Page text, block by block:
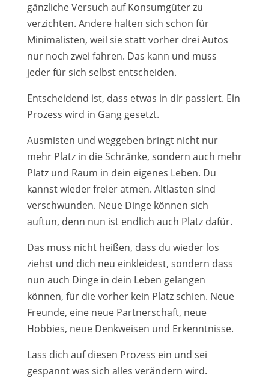
gänzliche Versuch auf Konsumgüter zu
verzichten. Andere halten sich schon für
Minimalisten, weil sie statt vorher drei Autos
nur noch zwei fahren. Das kann und muss
jeder für sich selbst entscheiden.
Entscheidend ist, dass etwas in dir passiert. Ein
Prozess wird in Gang gesetzt.
Ausmisten und weggeben bringt nicht nur
mehr Platz in die Schränke, sondern auch mehr
Platz und Raum in dein eigenes Leben. Du
kannst wieder freier atmen. Altlasten sind
verschwunden. Neue Dinge können sich
auftun, denn nun ist endlich auch Platz dafür.
Das muss nicht heißen, dass du wieder los
ziehst und dich neu einkleidest, sondern dass
nun auch Dinge in dein Leben gelangen
können, für die vorher kein Platz schien. Neue
Freunde, eine neue Partnerschaft, neue
Hobbies, neue Denkweisen und Erkenntnisse.
Lass dich auf diesen Prozess ein und sei
gespannt was sich alles verändern wird.